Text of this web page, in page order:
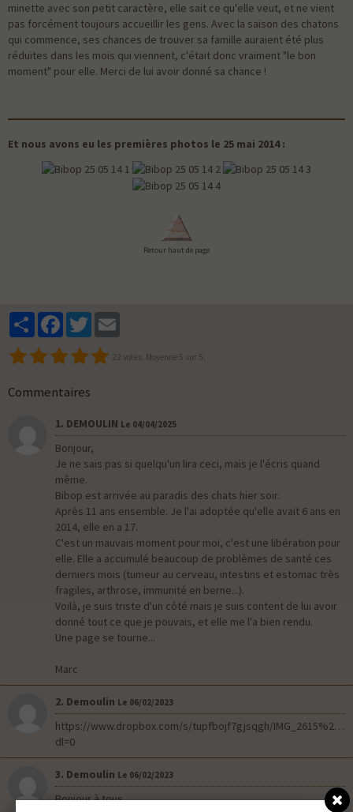
minette avec son petit caractère, elle sait ce qu'elle veut, et ne vient
pas forcément toujours accueillir les gens. Avec la saison des chatons
qui commence, ses chances de trouver sa famille auraient été plus
réduites dans les mois qui viennent, c'était donc vraiment "le bon
moment" pour elle. Merci de lui avoir donné sa chance !
Et nous avons eu les premières photos le 25 mai 2014 :
Retour haut de page
PartagerFacebook
Twitter
22 votes. Moyenne 5 sur 5.
Commentaires
1. DEMOULIN Le 04/04/2025
Bonjour,
Je ne sais pas si quelqu'un lira ceci, mais je l'écris quand
même.
Bibop est arrivée au paradis des chats hier soir.
Après 11 ans ensemble. Je l'ai adoptée qu'elle avait 6 ans en
2014, elle en a 17.
C'est un mauvais moment pour moi, c'est une libération pour
elle. Elle a accumulé beaucoup de problèmes de santé ces
derniers mois (tumeur au cerveau, intestins et estomac très
fragiles, arthrose, immunité en berne...).
Voilà, je suis triste d'un côté mais je suis content de lui avoir
donné tout ce que je pouvais, et elle me l'a bien rendu.
Une page se tourne...
Marc
2. Demoulin Le 06/02/2023
https://www.dropbox.com/s/tupfbojf7gjsqgh/
dl=0
3. Demoulin Le 06/02/2023
Bonjour à tous....